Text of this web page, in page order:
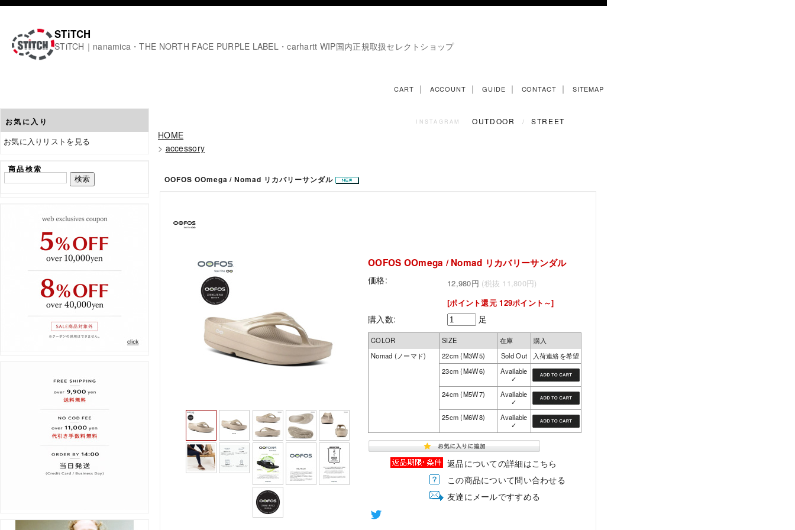
STiTCH
STiTCH｜nanamica・THE NORTH FACE PURPLE LABEL・carhartt WIP国内正規取扱セレクトショップ
CART ｜ ACCOUNT ｜ GUIDE ｜ CONTACT ｜ SITEMAP
お気に入り
お気に入りリストを見る
商品検索
INSTAGRAM OUTDOOR / STREET
HOME
> accessory
OOFOS OOmega / Nomad リカバリーサンダル
OOFOS OOmega / Nomad リカバリーサンダル
価格: 12,980円 (税抜 11,800円)
[ポイント還元 129ポイント～]
購入数: 足
COLOR SIZE 在庫
購入
Nomad (ノーマド)
22cm (M3W5) Sold Out
入荷連絡を希望
23cm (M4W6)
Available
✓
24cm (M5W7)
Available
✓
25cm (M6W8)
Available
✓
返品についての詳細はこちら
この商品について問い合わせる
友達にメールですすめる